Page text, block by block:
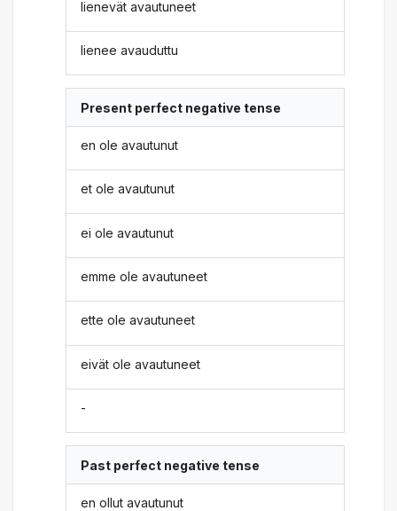
lienevät avautuneet
lienee avauduttu
Present perfect negative tense
en ole avautunut
et ole avautunut
ei ole avautunut
emme ole avautuneet
ette ole avautuneet
eivät ole avautuneet
-
Past perfect negative tense
en ollut avautunut